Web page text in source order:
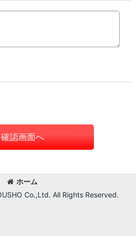
確認画面へ
ホーム
Co.,Ltd. All Rights Reserved.